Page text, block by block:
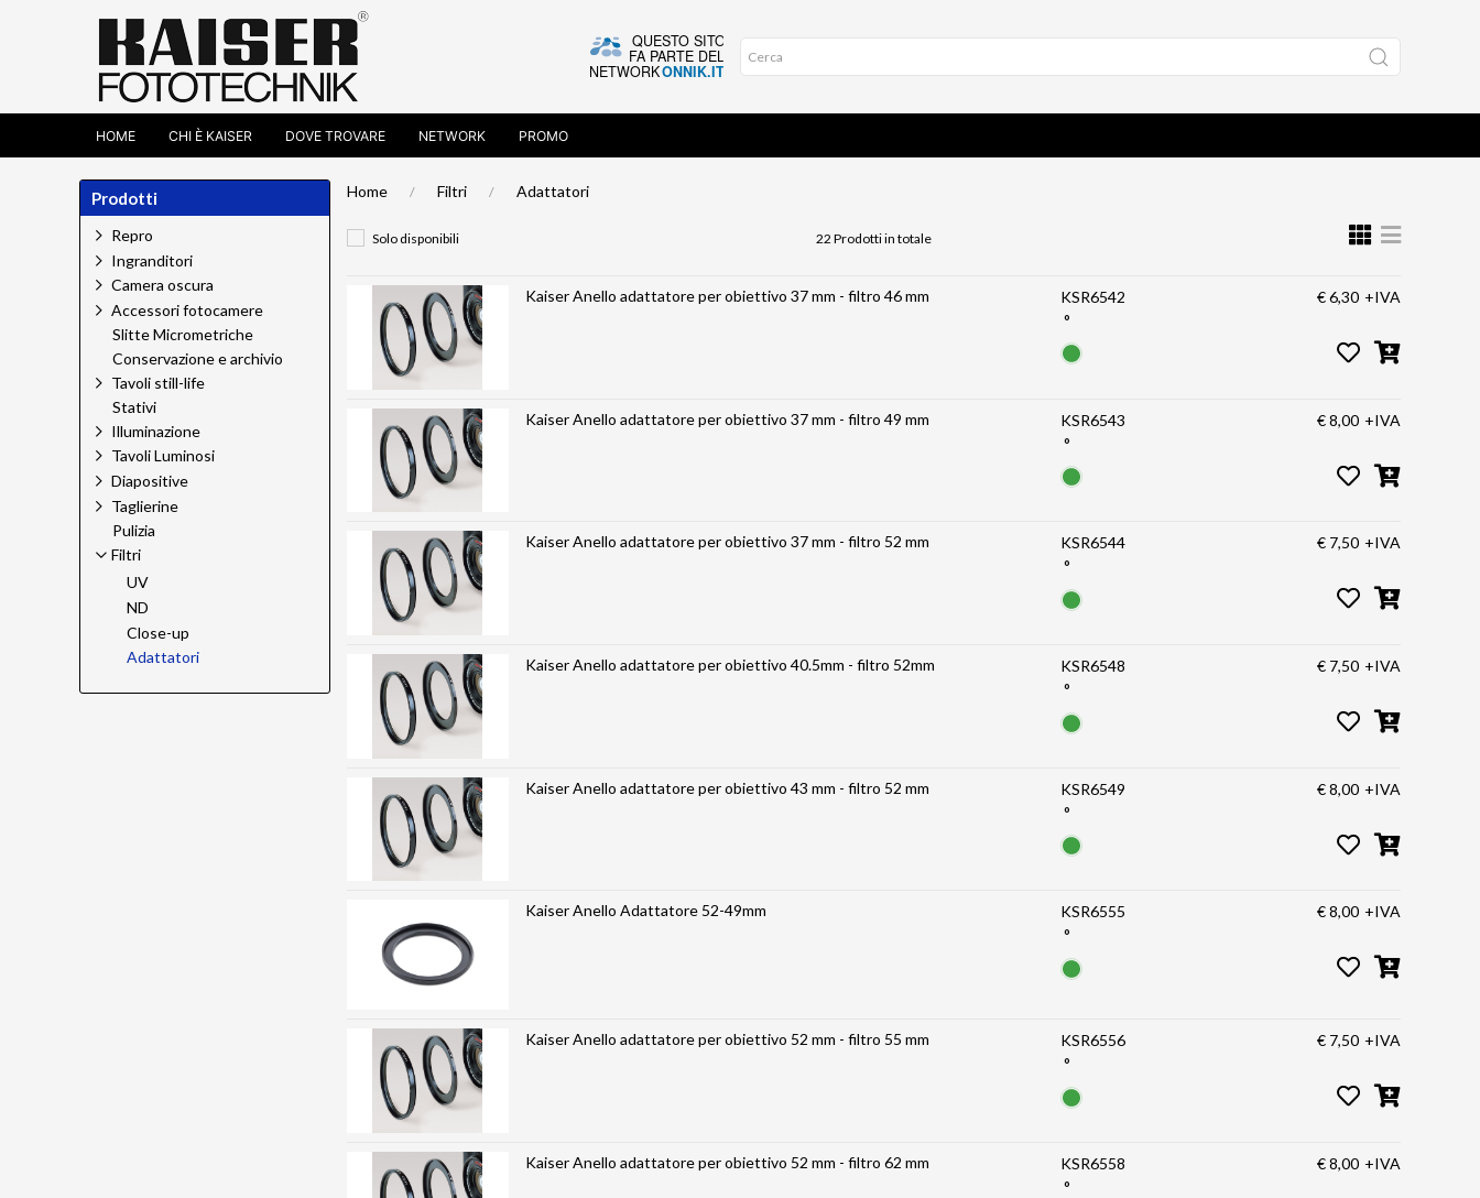
HOME CHI È KAISER DOVE TROVARE NETWORK PROMO
Home Filtri Adattatori
Solo disponibili 22 Prodotti in totale
Kaiser Anello adattatore per obiettivo 37 mm - filtro 46 mm
KSR6542
°
€ 6,30 +IVA
Kaiser Anello adattatore per obiettivo 37 mm - filtro 49 mm
KSR6543
°
€ 8,00 +IVA
Kaiser Anello adattatore per obiettivo 37 mm - filtro 52 mm
KSR6544
°
€ 7,50 +IVA
Kaiser Anello adattatore per obiettivo 40.5mm - filtro 52mm
KSR6548
°
€ 7,50 +IVA
Kaiser Anello adattatore per obiettivo 43 mm - filtro 52 mm
KSR6549
°
€ 8,00 +IVA
Kaiser Anello Adattatore 52-49mm
KSR6555
°
€ 8,00 +IVA
Kaiser Anello adattatore per obiettivo 52 mm - filtro 55 mm
KSR6556
°
€ 7,50 +IVA
Kaiser Anello adattatore per obiettivo 52 mm - filtro 62 mm
KSR6558
°
€ 8,00 +IVA
Prodotti
Repro
Ingranditori
Camera oscura
Accessori fotocamere
Slitte Micrometriche
Conservazione e archivio
Tavoli still-life
Stativi
Illuminazione
Tavoli Luminosi
Diapositive
Taglierine
Pulizia
Filtri
UV
ND
Close-up
Adattatori